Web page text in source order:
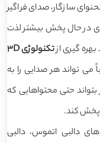
سازگار، صدای فراگیر
در حال پخش بیشتر لذت
گیری از
تکنولوژی 3D
می تواند هر صدایی را به
حتی محتواهایی که
دالبی اتموس، دالبی